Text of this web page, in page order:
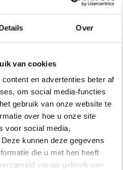
Over
van cookies
en advertenties beter af
om social media-functies
gebruik van onze website te
over hoe u onze site
voor social media,
kunnen deze gegevens
die u met hen heeft
via uw gebruik van
en 18:00–22:00
of
5on25@andaz.com